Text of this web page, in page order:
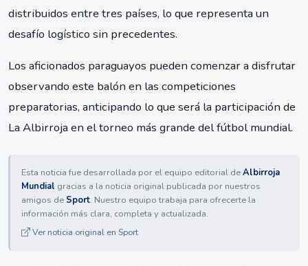
distribuidos entre tres países, lo que representa un
desafío logístico sin precedentes.
Los aficionados paraguayos pueden comenzar a disfrutar
observando este balón en las competiciones
preparatorias, anticipando lo que será la participación de
La Albirroja en el torneo más grande del fútbol mundial.
Esta noticia fue desarrollada por el equipo editorial deAlbirroja
Mundial gracias a la noticia original publicada por nuestros
amigos de Sport. Nuestro equipo trabaja para ofrecerte la
información más clara, completa y actualizada.
Ver noticia original en Sport